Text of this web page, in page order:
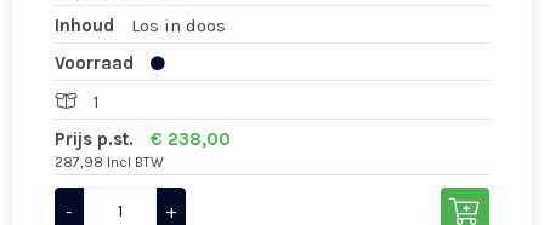
Inhoud
Los in doos
Voorraad
1
Prijs p.st.
€ 238,00
287,98 Incl BTW
- +